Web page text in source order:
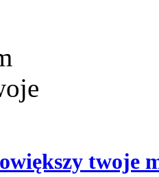
twoje